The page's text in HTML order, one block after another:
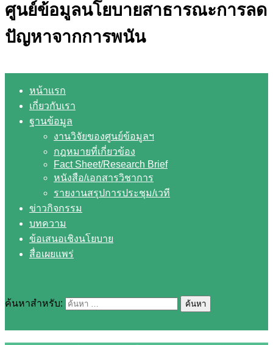
ศูนย์ข้อมูลนโยบายสาธารณะการลด
ปัญหาจากการพนัน
หน้าแรก
เกี่ยวกับเรา
ฐานข้อมูล
งานวิจัยของศูนย์ข้อมูลฯ
กฎหมายที่เกี่ยวข้อง
Fact Sheet/Research Brief
หนังสือ/เอกสารวิชาการ
รายงานสรุปการประชุม/เวที
ข่าวกิจกรรม
บทความ
ข้อเสนอเชิงนโยบาย
สื่อเผยแพร่
ค้นหาสำหรับ: